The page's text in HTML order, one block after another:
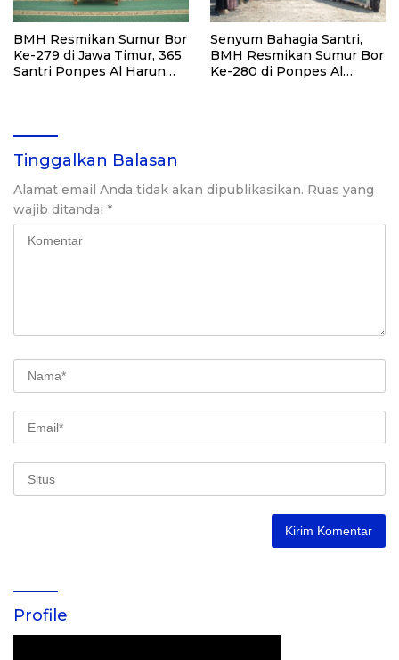
BMH Resmikan Sumur Bor
Ke-279 di Jawa Timur, 365
Santri Ponpes Al Harun
Senyum Bahagia Santri,
BMH Resmikan Sumur Bor
Ke-280 di Ponpes Al
Tinggalkan Balasan
Alamat email Anda tidak akan dipublikasikan. Ruas yang
wajib ditandai *
Profile